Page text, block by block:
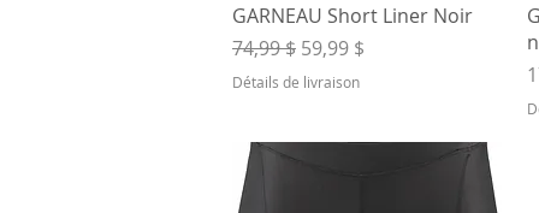
Aperçu rapide
GARNEAU Short Liner Noir
Prix original
74,99 $ Prix promotionnel
59,99 $
Détails de livraison